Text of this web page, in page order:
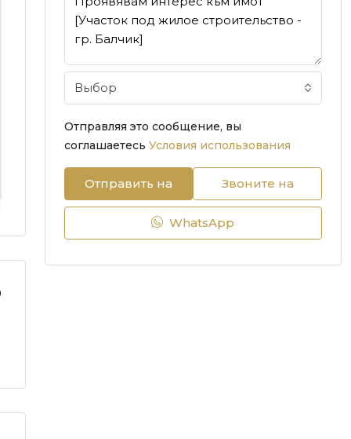
Выбор
Отправляя это сообщение, вы
соглашаетесь Условия использования
Отправить на Звоните на
WhatsApp